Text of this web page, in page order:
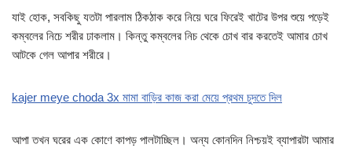
যাই হোক, সবকিছু যতটা পারলাম ঠিকঠাক করে নিয়ে ঘরে ফিরেই খাটের উপর শুয়ে পড়েই
কম্বলের নিচে শরীর ঢাকলাম। কিন্তু কম্বলের নিচ থেকে চোখ বার করতেই আমার চোখ
আটকে গেল আপার শরীরে।
kajer meye choda 3x মামা বাড়ির কাজ করা মেয়ে প্রথম চুদতে দিল
আপা তখন ঘরের এক কোণে কাপড় পালটাচ্ছিল। অন্য কোনদিন নিশ্চয়ই ব্যাপারটা আমার